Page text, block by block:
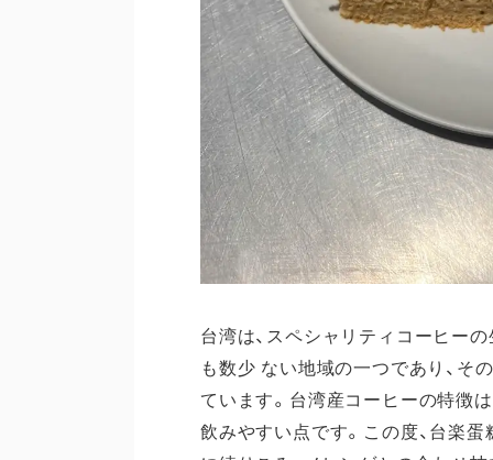
台湾は、スペシャリティコーヒー
も数少 ない地域の一つであり、そ
ています。台湾産コーヒーの特徴
飲みやすい点です。この度、台楽